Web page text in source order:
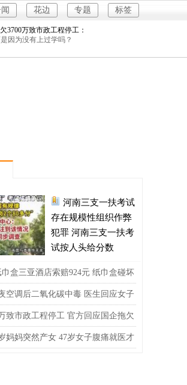
标签
专题
花边
间要留条缝，不然整天呆着容易头昏脑胀，
3700万致市政工程停工：
因为没有上过学吗？
谈47岁妈妈突然产女：
一天一夜空调后二氧化碳中毒：
，缺氧。
3700万致市政工程停工：
因为没有上过学吗？
谈47岁妈妈突然产女：
给孩子说，怕孩子不同意吧…
没有通网吗？为什么这么多假结婚证？
河南三支一扶考试
存在规模性组织作弊
犯罪 河南三支一扶考
试按人头给分数
盒三亚酒店索赔924元 纸巾盒碰坏
空调后二氧化碳中毒 医生回应女子
致市政工程停工 官方回应国企拖欠
妈妈突然产女 47岁女子腹痛就医才